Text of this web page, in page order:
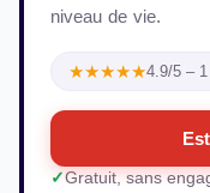
niveau de vie.
★★★★★4.9/5 –
Gratuit, sans